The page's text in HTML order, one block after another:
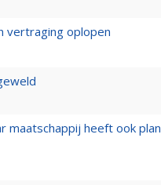
vertraging oplopen
maatschappij heeft ook plan